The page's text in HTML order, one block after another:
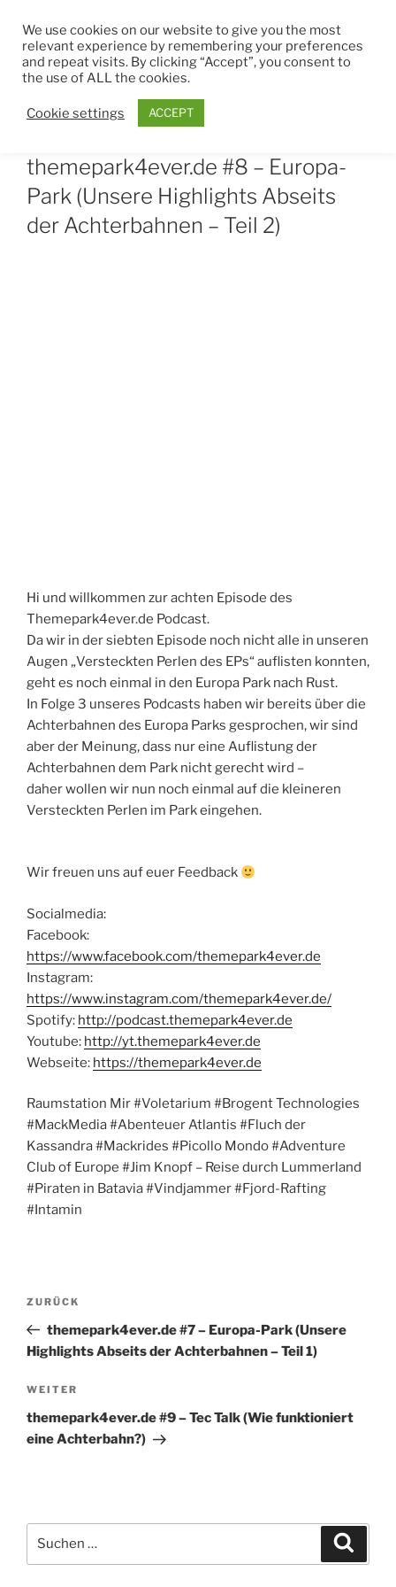
Inhalt
springen
THEMEPARK4EVER
AM
themepark4ever.de #8 – Europa-
Park (Unsere Highlights Abseits
der Achterbahnen – Teil 2)
Hi und willkommen zur achten Episode des
Themepark4ever.de Podcast.
Da wir in der siebten Episode noch nicht alle in unseren
Augen „Versteckten Perlen des EPs“ auflisten konnten,
geht es noch einmal in den Europa Park nach Rust.
In Folge 3 unseres Podcasts haben wir bereits über die
Achterbahnen des Europa Parks gesprochen, wir sind
aber der Meinung, dass nur eine Auflistung der
Achterbahnen dem Park nicht gerecht wird –
daher wollen wir nun noch einmal auf die kleineren
Versteckten Perlen im Park eingehen.
Wir freuen uns auf euer Feedback
Socialmedia:
Facebook:
https://www.facebook.com/themepark4ever.de
Instagram:
https://www.instagram.com/themepark4ever.de/
Spotify: http://podcast.themepark4ever.de
Youtube: http://yt.themepark4ever.de
Webseite: https://themepark4ever.de
Raumstation Mir #Voletarium #Brogent Technologies
#MackMedia #Abenteuer Atlantis #Fluch der
Kassandra #Mackrides #Picollo Mondo #Adventure
Club of Europe #Jim Knopf – Reise durch Lummerland
#Piraten in Batavia #Vindjammer #Fjord-Rafting
#Intamin
Beitragsnavigation
Vorheriger
Beitrag
ZURÜCK
themepark4ever.de #7 – Europa-Park (Unsere
Highlights Abseits der Achterbahnen – Teil 1)
Nächster
Beitrag
WEITER
themepark4ever.de #9 – Tec Talk (Wie funktioniert
eine Achterbahn?)
nach:
We use cookies on our website to give you the most
relevant experience by remembering your preferences
and repeat visits. By clicking “Accept”, you consent to
the use of ALL the cookies.
Cookie settings ACCEPT